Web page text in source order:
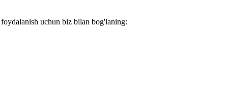
uchun biz bilan bog'laning: